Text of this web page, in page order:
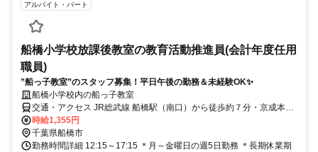
アルバイト・パート
船橋小学校放課後教室の教育活動推進員(会計年度任用
職員)
”船っ子教室”のスタッフ募集！平日午後の勤務＆未経験OK✨
船橋小学校内の船っ子教室
交通・アクセス JR総武線 船橋駅（南口）から徒歩約７分・京成本線
京成船橋駅から徒歩約５分
時給1,355円
千葉県船橋市
勤務時間詳細 12:15～17:15 ＊月～金曜日の週5日勤務 ＊長期休業期